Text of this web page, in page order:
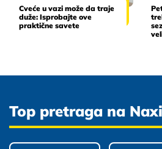
Cveće u vazi može da traje
duže: Isprobajte ove
praktične savete
Top pretraga na